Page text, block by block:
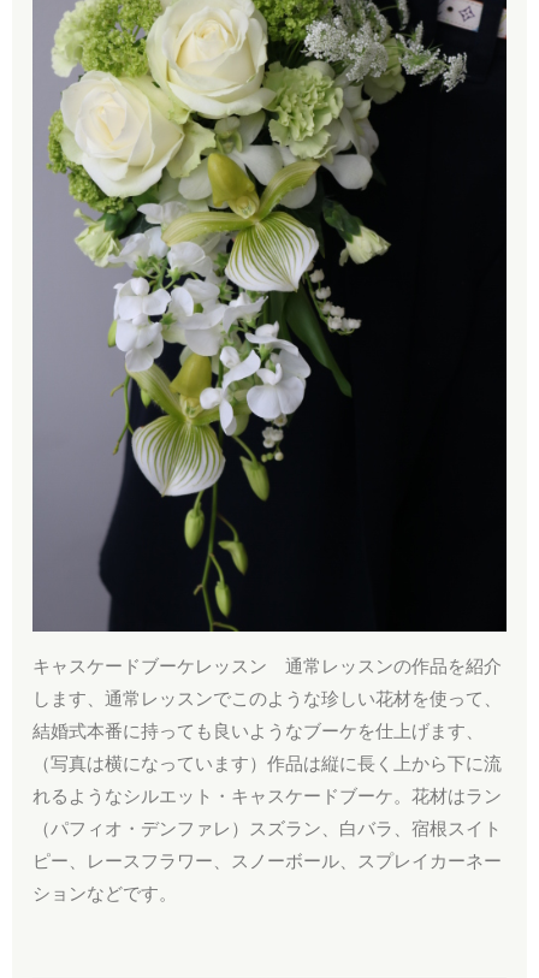
キャスケードブーケレッスン 通常レッスンの作品を紹介
します、通常レッスンでこのような珍しい花材を使って、
結婚式本番に持っても良いようなブーケを仕上げます、
（写真は横になっています）作品は縦に長く上から下に流
れるようなシルエット・キャスケードブーケ。花材はラン
（パフィオ・デンファレ）スズラン、白バラ、宿根スイト
ピー、レースフラワー、スノーボール、スプレイカーネー
ションなどです。